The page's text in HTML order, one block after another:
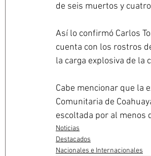
de seis muertos y
Así lo confirmó Carlos
cuenta con los rostros
la carga explosiva de la
Cabe mencionar que la
Comunitaria de
escoltada por al menos
Noticias
Destacados
Nacionales e Internacionales